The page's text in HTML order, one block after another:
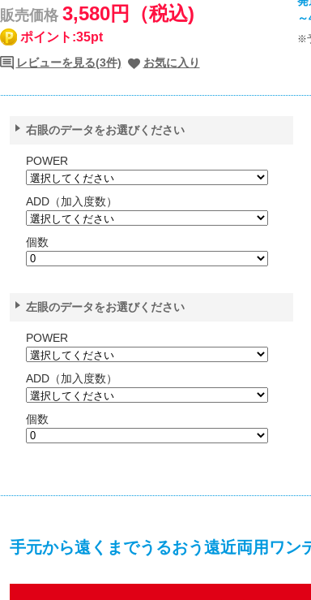
販売価格 3,580円（税込)
ポイント:35pt
レビューを見る(3件) お気に入り
※
右眼のデータをお選びください
POWER
ADD（加入度数）
個数
左眼のデータをお選びください
POWER
ADD（加入度数）
個数
手元から遠くまでうるおう遠近両用ワン